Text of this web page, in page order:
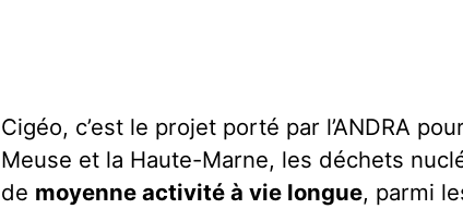
Cigéo, c’est le projet porté par l’ANDRA
Meuse et la Haute-Marne, les déchets
de moyenne activité à vie longue, parmi